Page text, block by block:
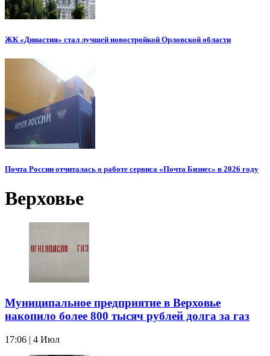
ЖК «Династия» стал лучшей новостройкой Орловской области
Почта России отчиталась о работе сервиса «Почта Бизнес» в 2026 году
Верховье
Муниципальное предприятие в Верховье
накопило более 800 тысяч рублей долга за газ
17:06 | 4 Июл